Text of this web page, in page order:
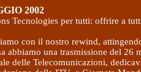
2002
Tecnologies per tutti: offrire a
con il nostro rewind,
abbiamo una trasmissione del 26
delle Telecomunicazioni,